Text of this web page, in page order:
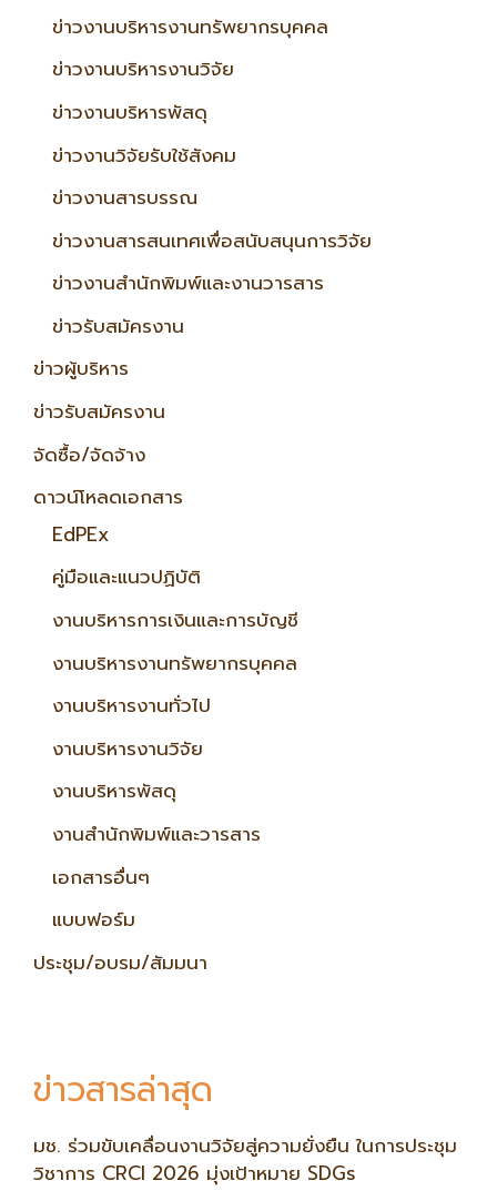
ข่าวงานบริหารงานทรัพยากรบุคคล
ข่าวงานบริหารงานวิจัย
ข่าวงานบริหารพัสดุ
ข่าวงานวิจัยรับใช้สังคม
ข่าวงานสารบรรณ
ข่าวงานสารสนเทศเพื่อสนับสนุนการวิจัย
ข่าวงานสำนักพิมพ์และงานวารสาร
ข่าวรับสมัครงาน
ข่าวผู้บริหาร
ข่าวรับสมัครงาน
จัดซื้อ/จัดจ้าง
ดาวน์โหลดเอกสาร
EdPEx
คู่มือและแนวปฏิบัติ
งานบริหารการเงินและการบัญชี
งานบริหารงานทรัพยากรบุคคล
งานบริหารงานทั่วไป
งานบริหารงานวิจัย
งานบริหารพัสดุ
งานสำนักพิมพ์และวารสาร
เอกสารอื่นๆ
แบบฟอร์ม
ประชุม/อบรม/สัมมนา
ข่าวสารล่าสุด
มช. ร่วมขับเคลื่อนงานวิจัยสู่ความยั่งยืน ในการประชุม
วิชาการ CRCI 2026 มุ่งเป้าหมาย SDGs